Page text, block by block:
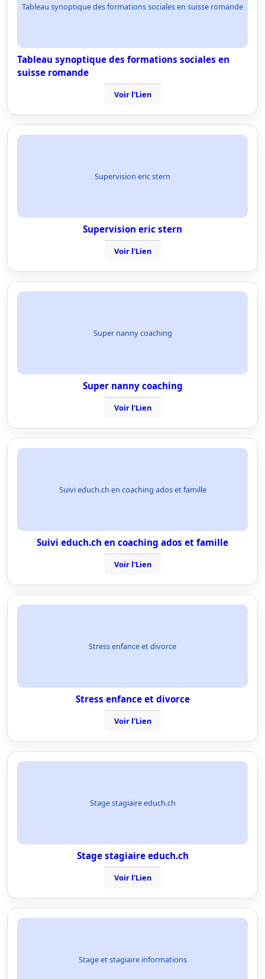
Tableau synoptique des formations sociales en suisse romande
Tableau synoptique des formations sociales en
suisse romande
Voir l'Lien
Supervision eric stern
Supervision eric stern
Voir l'Lien
Super nanny coaching
Super nanny coaching
Voir l'Lien
Suivi educh.ch en coaching ados et famille
Suivi educh.ch en coaching ados et famille
Voir l'Lien
Stress enfance et divorce
Stress enfance et divorce
Voir l'Lien
Stage stagiaire educh.ch
Stage stagiaire educh.ch
Voir l'Lien
Stage et stagiaire informations